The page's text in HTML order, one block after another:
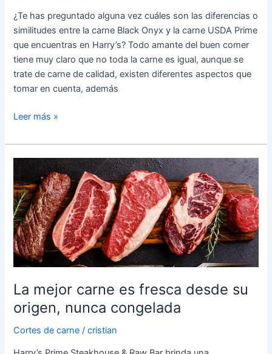
¿Te has preguntado alguna vez cuáles son las diferencias o
similitudes entre la carne Black Onyx y la carne USDA Prime
que encuentras en Harry’s? Todo amante del buen comer
tiene muy claro que no toda la carne es igual, aunque se
trate de carne de calidad, existen diferentes aspectos que
tomar en cuenta, además
Leer más »
La mejor carne es fresca desde su
origen, nunca congelada
Cortes de carne /cristian
La
mejor
carne
es
fresca
desde
su
origen,
nunca
congelada